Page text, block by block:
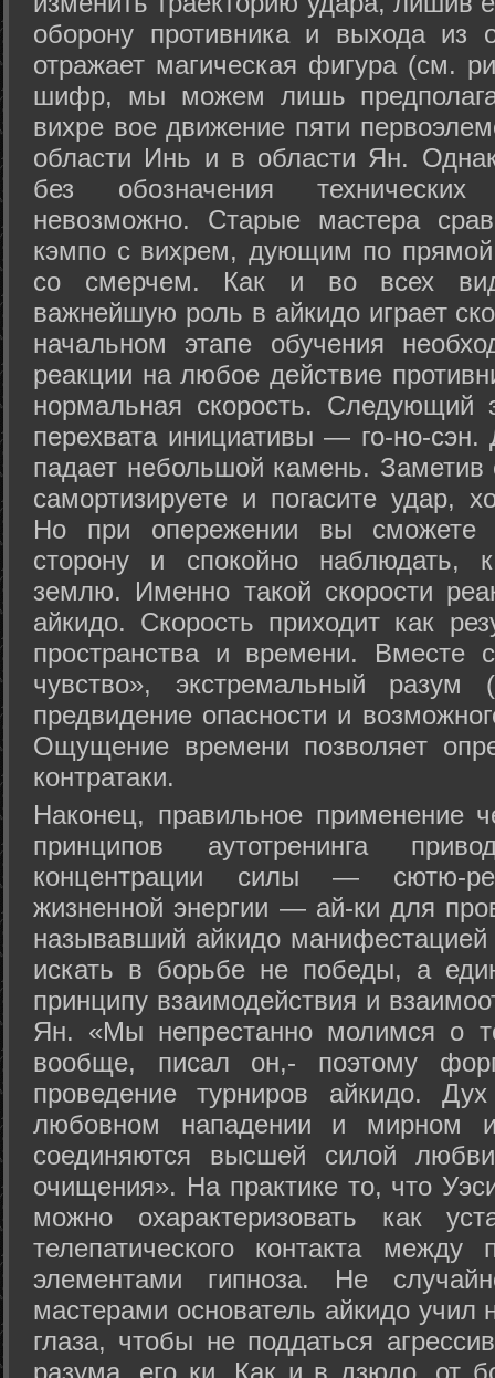
оборону противника и выхода из
отражает магическая фигура (см.
шифр, мы можем лишь
вихре вое движение пяти
области Инь и в области Ян.
без обозначения
невозможно. Старые мастера
кэмпо с вихрем, дующим по
со смерчем. Как и во всех
важнейшую роль в айкидо играет
начальном этапе обучения
реакции на любое действие
нормальная скорость.
перехвата инициативы — го-но-
падает небольшой камень.
самортизируете и погасите удар,
Но при опережении вы сможете
сторону и спокойно наблюдать,
землю. Именно такой скорости
айкидо. Скорость приходит как
пространства и времени. Вместе
чувство», экстремальный разум
предвидение опасности и
Ощущение времени позволяет
контратаки.
Наконец, правильное применение
принципов аутотренинга
концентрации силы — сютю-
жизненной энергии — ай-ки для
называвший айкидо
искать в борьбе не победы, а
принципу взаимодействия и
Ян. «Мы непрестанно молимся о
вообще, писал он,- поэтому
проведение турниров айкидо.
любовном нападении и мирном
соединяются высшей силой
очищения». На практике то, что
можно охарактеризовать как
телепатического контакта между
элементами гипноза. Не
мастерами основатель айкидо учил
глаза, чтобы не поддаться
разума, его ки. Как и в дзюдо, от